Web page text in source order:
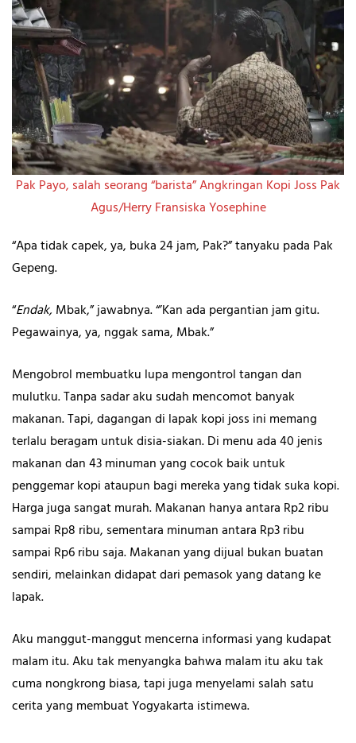
Pak Payo, salah seorang “barista” Angkringan Kopi Joss Pak
Agus/Herry Fransiska Yosephine
“Apa tidak capek, ya, buka 24 jam, Pak?” tanyaku pada Pak
Gepeng.
“Endak,Mbak,” jawabnya. “’Kan ada pergantian jam gitu.
Pegawainya, ya, nggak sama, Mbak.”
Mengobrol membuatku lupa mengontrol tangan dan
mulutku. Tanpa sadar aku sudah mencomot banyak
makanan. Tapi, dagangan di lapak kopi joss ini memang
terlalu beragam untuk disia-siakan. Di menu ada 40 jenis
makanan dan 43 minuman yang cocok baik untuk
penggemar kopi ataupun bagi mereka yang tidak suka kopi.
Harga juga sangat murah. Makanan hanya antara Rp2 ribu
sampai Rp8 ribu, sementara minuman antara Rp3 ribu
sampai Rp6 ribu saja. Makanan yang dijual bukan buatan
sendiri, melainkan didapat dari pemasok yang datang ke
lapak.
Aku manggut-manggut mencerna informasi yang kudapat
malam itu. Aku tak menyangka bahwa malam itu aku tak
cuma nongkrong biasa, tapi juga menyelami salah satu
cerita yang membuat Yogyakarta istimewa.